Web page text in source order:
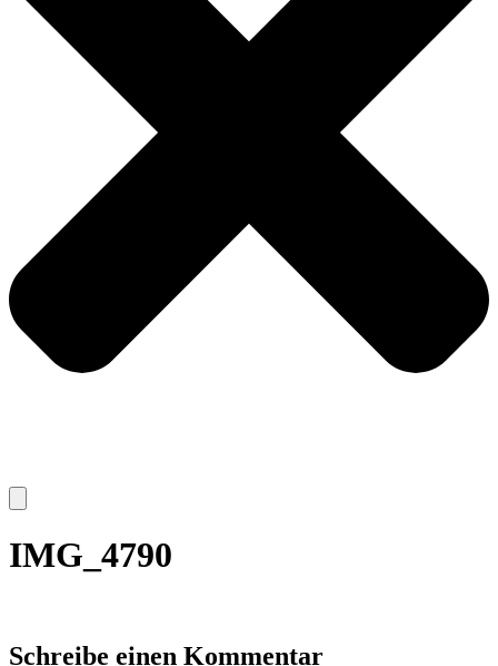
IMG_4790
Schreibe einen Kommentar